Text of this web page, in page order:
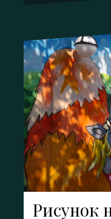
Рисунок